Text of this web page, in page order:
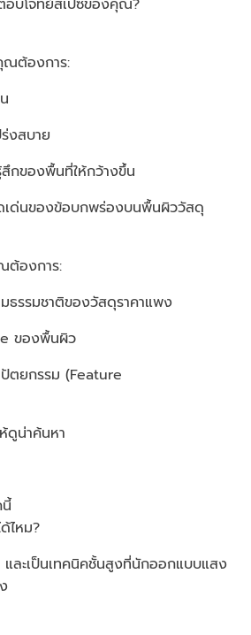
อบโจทย์สเปซของคุณ?
ณต้องการ:
งสบาย
กของพื้นที่ให้กว้างขึ้น
เด่นของข้อบกพร่องบนพื้นผิววัสดุ
ต้องการ:
ธรรมชาติของวัสดุราคาแพง
ของพื้นผิว
ตยกรรม (Feature
ดูน่าค้นหา
ไหม?
ละเป็นเทคนิคชั้นสูงที่นักออกแบบแสง